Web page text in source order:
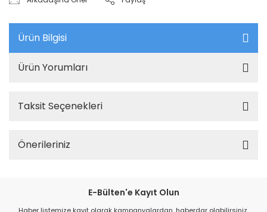
Ürün Bilgisi
Ürün Yorumları
Taksit Seçenekleri
Önerileriniz
E-Bülten'e Kayıt Olun